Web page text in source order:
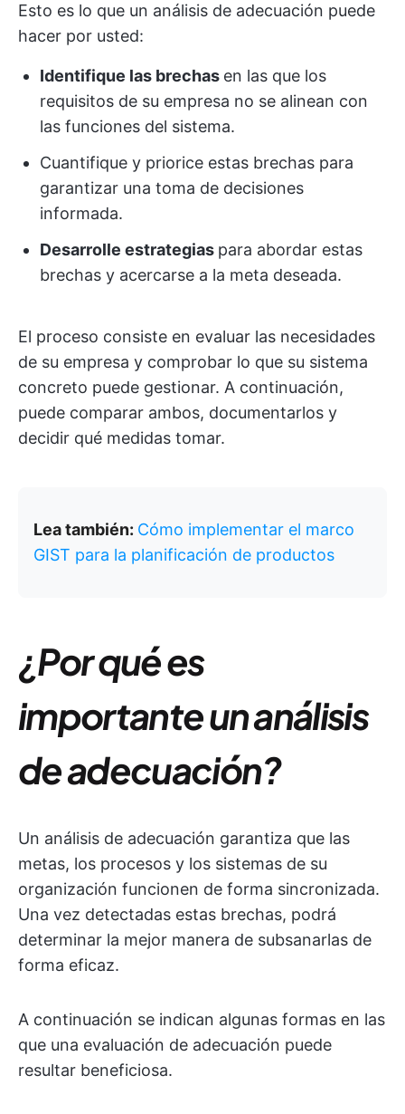
Esto es lo que un análisis de adecuación puede
hacer por usted:
Identifique las brechas en las que los
requisitos de su empresa no se alinean con
las funciones del sistema.
Cuantifique y priorice estas brechas para
garantizar una toma de decisiones
informada.
Desarrolle estrategias para abordar estas
brechas y acercarse a la meta deseada.
El proceso consiste en evaluar las necesidades
de su empresa y comprobar lo que su sistema
concreto puede gestionar. A continuación,
puede comparar ambos, documentarlos y
decidir qué medidas tomar.
Lea también: Cómo implementar el marco
GIST para la planificación de productos
¿Por qué es
importante un análisis
de adecuación?
Un análisis de adecuación garantiza que las
metas, los procesos y los sistemas de su
organización funcionen de forma sincronizada.
Una vez detectadas estas brechas, podrá
determinar la mejor manera de subsanarlas de
forma eficaz.
A continuación se indican algunas formas en las
que una evaluación de adecuación puede
resultar beneficiosa.